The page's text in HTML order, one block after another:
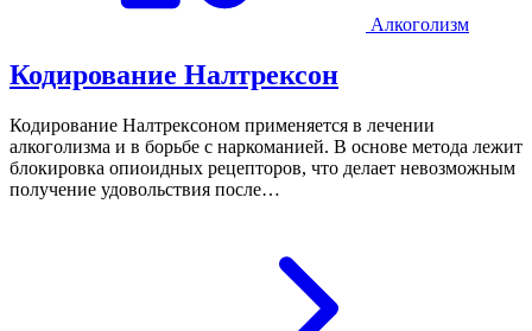
Алкоголизм
Кодирование Налтрексон
Кодирование Налтрексоном применяется в лечении
алкоголизма и в борьбе с наркоманией. В основе метода лежит
блокировка опиоидных рецепторов, что делает невозможным
получение удовольствия после…